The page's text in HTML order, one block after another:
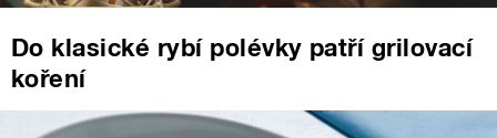
Do klasické rybí polévky patří grilovací
koření